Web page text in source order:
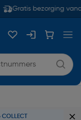
Gratis bezorging vanaf